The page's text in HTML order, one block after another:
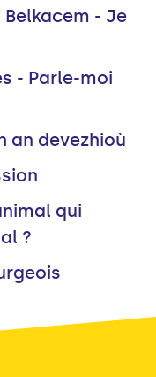
- Je
- Parle-moi
an devezhioù
qui
?